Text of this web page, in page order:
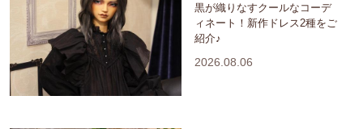
黒が織りなすクールなコーデ
ィネート！新作ドレス2種をご
紹介♪
2026.08.06